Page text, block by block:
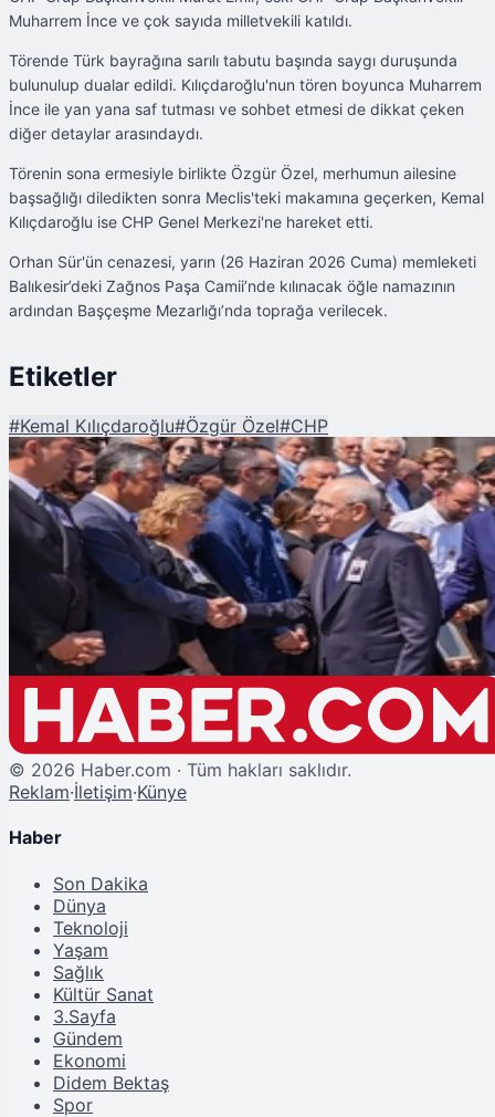
Muharrem İnce ve çok sayıda milletvekili katıldı.
Törende Türk bayrağına sarılı tabutu başında saygı duruşunda
bulunulup dualar edildi. Kılıçdaroğlu'nun tören boyunca Muharrem
İnce ile yan yana saf tutması ve sohbet etmesi de dikkat çeken
diğer detaylar arasındaydı.
Törenin sona ermesiyle birlikte Özgür Özel, merhumun ailesine
başsağlığı diledikten sonra Meclis'teki makamına geçerken, Kemal
Kılıçdaroğlu ise CHP Genel Merkezi'ne hareket etti.
Orhan Sür'ün cenazesi, yarın (26 Haziran 2026 Cuma) memleketi
Balıkesir’deki Zağnos Paşa Camii’nde kılınacak öğle namazının
ardından Başçeşme Mezarlığı’nda toprağa verilecek.
Etiketler
#Kemal Kılıçdaroğlu#Özgür Özel#CHP
Şu An Okunan
Kılıçdaroğlu ve Özel, Orhan Sür'ün Cenaze Töreninde İlk Kez Bir Araya
© 2026 Haber.com · Tüm hakları saklıdır.
Reklam·İletişim·Künye
Haber
Son Dakika
Dünya
Teknoloji
Yaşam
Sağlık
Kültür Sanat
3.Sayfa
Gündem
Ekonomi
Didem Bektaş
Spor